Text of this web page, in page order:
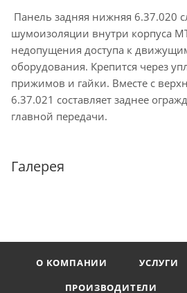
Панель задняя нижняя 6.37.020
шумоизоляции внутри корпуса
недопущения доступа к
оборудования. Крепится через
прижимов и гайки. Вместе с
6.37.021 составляет заднее
главной передачи.
Галерея
О КОМПАНИИ УСЛУГИ
ПРОИЗВОДИТЕЛИ